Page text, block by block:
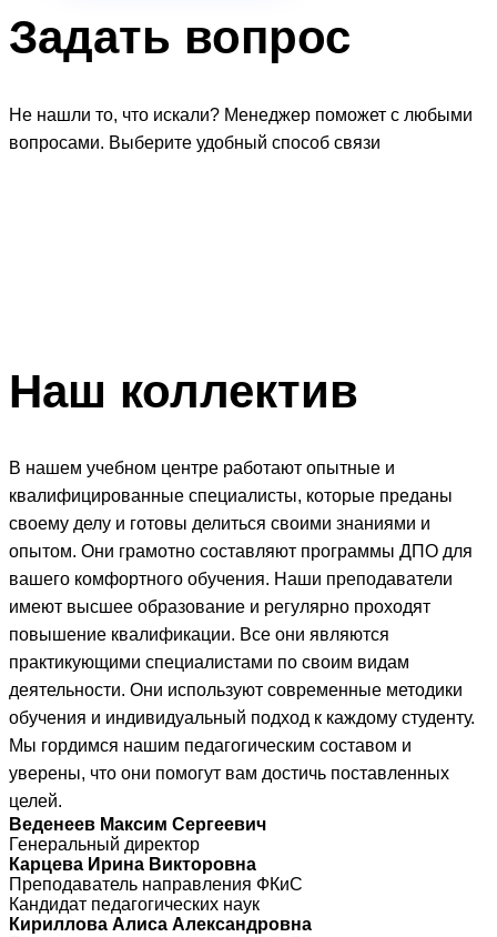
Задать вопрос
Не нашли то, что искали? Менеджер поможет с любыми
вопросами. Выберите удобный способ связи
Наш коллектив
В нашем учебном центре работают опытные и
квалифицированные специалисты, которые преданы
своему делу и готовы делиться своими знаниями и
опытом. Они грамотно составляют программы ДПО для
вашего комфортного обучения. Наши преподаватели
имеют высшее образование и регулярно проходят
повышение квалификации. Все они являются
практикующими специалистами по своим видам
деятельности. Они используют современные методики
обучения и индивидуальный подход к каждому студенту.
Мы гордимся нашим педагогическим составом и
уверены, что они помогут вам достичь поставленных
целей.
Веденеев Максим Сергеевич
Генеральный директор
Карцева Ирина Викторовна
Преподаватель направления ФКиС
Кандидат педагогических наук
Кириллова Алиса Александровна